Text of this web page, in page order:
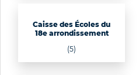
Caisse des Écoles du
18e arrondissement
(5)